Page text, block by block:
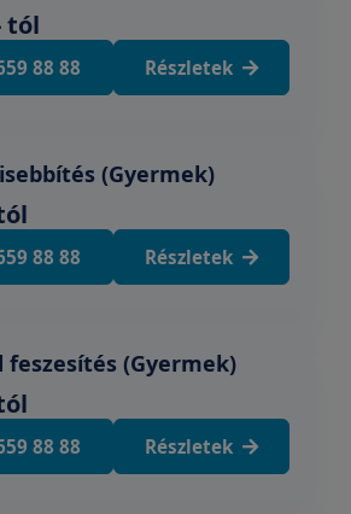
tól
88 88 Részletek
(Gyermek)
88 88 Részletek
feszesítés (Gyermek)
88 88 Részletek